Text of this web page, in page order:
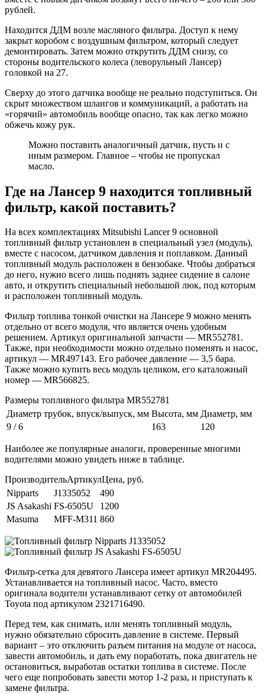
рублей.
Находится ДДМ возле масляного фильтра. Доступ к нему
закрыт коробом с воздушным фильтром, который следует
демонтировать. Затем можно открутить ДДМ снизу, со
стороны водительского колеса (леворульный Лансер)
головкой на 27.
Сверху до этого датчика вообще не реально подступиться. Он
скрыт множеством шлангов и коммуникаций, а работать на
«горячий» автомобиль вообще опасно, так как легко можно
обжечь кожу рук.
Можно поставить аналогичный датчик, пусть и с
иным размером. Главное – чтобы не пропускал
масло.
Где на Лансер 9 находится топливный
фильтр, какой поставить?
На всех комплектациях Mitsubishi Lancer 9 основной
топливный фильтр установлен в специальный узел (модуль),
вместе с насосом, датчиком давления и поплавком. Данный
топливный модуль расположен в бензобаке. Чтобы добраться
до него, нужно всего лишь поднять заднее сидение в салоне
авто, и открутить специальный небольшой люк, под которым
и расположен топливный модуль.
Фильтр топлива тонкой очистки на Лансере 9 можно менять
отдельно от всего модуля, что является очень удобным
решением. Артикул оригинальной запчасти — MR552781.
Также, при необходимости можно отдельно поменять и насос,
артикул — MR497143. Его рабочее давление — 3,5 бара.
Также можно купить весь модуль целиком, его каталожный
номер — MR566825.
Размеры топливного фильтра MR552781
Диаметр трубок, впуск/выпуск, мм Высота, мм Диаметр, мм
9 / 6
163 120
Наиболее же популярные аналоги, проверенные многими
водителями можно увидеть ниже в таблице.
ПроизводительАртикулЦена, руб.
Nipparts
J1335052
490
JS Asakashi FS-6505U
1200
Masuma
MFF-M311 860
Фильтр-сетка для девятого Лансера имеет артикул MR204495.
Устанавливается на топливный насос. Часто, вместо
оригинала водители устанавливают сетку от автомобилей
Toyota под артикулом 2321716490.
Перед тем, как снимать, или менять топливный модуль,
нужно обязательно сбросить давление в системе. Первый
вариант – это отключить разъем питания на модуле от насоса,
завести автомобиль, и дать ему поработать, пока двигатель не
остановиться, выработав остатки топлива в системе. После
чего еще попробовать завести мотор 1-2 раза, и приступать к
замене фильтра.